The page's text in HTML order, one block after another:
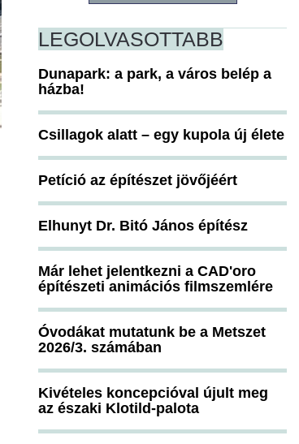
LEGOLVASOTTABB
Dunapark: a park, a város belép a
házba!
Csillagok alatt – egy kupola új élete
Petíció az építészet jövőjéért
Elhunyt Dr. Bitó János építész
Már lehet jelentkezni a CAD'oro
építészeti animációs filmszemlére
Óvodákat mutatunk be a Metszet
2026/3. számában
Kivételes koncepcióval újult meg
az északi Klotild-palota